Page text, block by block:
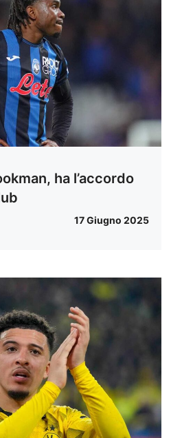
ha l’accordo
17 Giugno 2025